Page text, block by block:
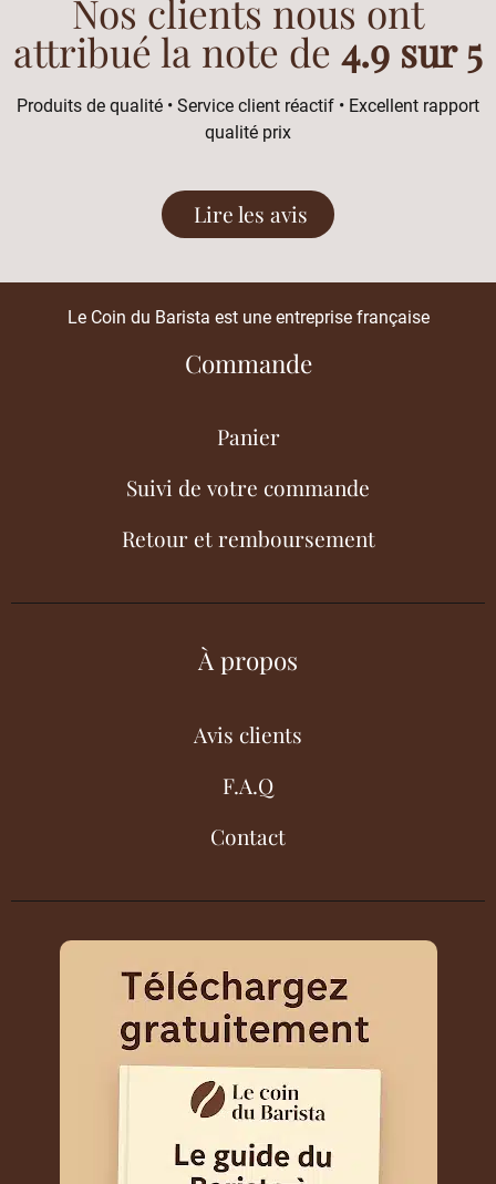
Nos clients nous ont
attribué la note de 4.9 sur 5
Produits de qualité • Service client réactif • Excellent rapport
qualité prix
Lire les avis
Le Coin du Barista est une entreprise française
Commande
Panier
Suivi de votre commande
Retour et remboursement
À propos
Avis clients
F.A.Q
Contact